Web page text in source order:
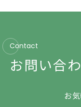
Contact
お問い合
お